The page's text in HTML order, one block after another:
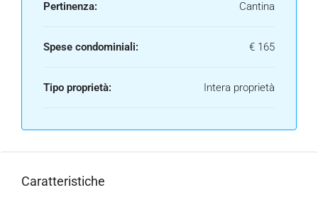
Pertinenza: Cantina
Spese condominiali: € 165
Tipo proprietà: Intera proprietà
Caratteristiche